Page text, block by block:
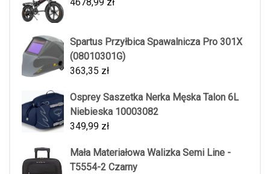
Spartus Przyłbica Spawalnicza Pro 301X
(08010301G)
363,35 zł
Osprey Saszetka Nerka Męska Talon 6L
Niebieska 10003082
349,99 zł
Mała Materiałowa Walizka Semi Line -
T5554-2 Czarny